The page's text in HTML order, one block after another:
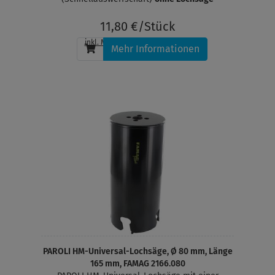
11,80 €/Stück
inkl. MwSt. , zzgl. Versandkosten
Mehr Informationen
PAROLI HM-Universal-Lochsäge, Ø 80 mm, Länge
165 mm, FAMAG 2166.080